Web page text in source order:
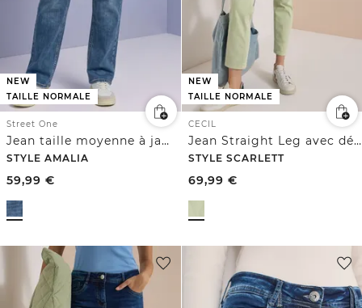
NEW
TAILLE NORMALE
Street One
Jean taille moyenne à jambes Straight Leg, coupe décontractée
STYLE AMALIA
59,99 €
NEW
TAILLE NORMALE
CECIL
Jean Straight Leg avec détail de ceinture
STYLE SCARLETT
69,99 €